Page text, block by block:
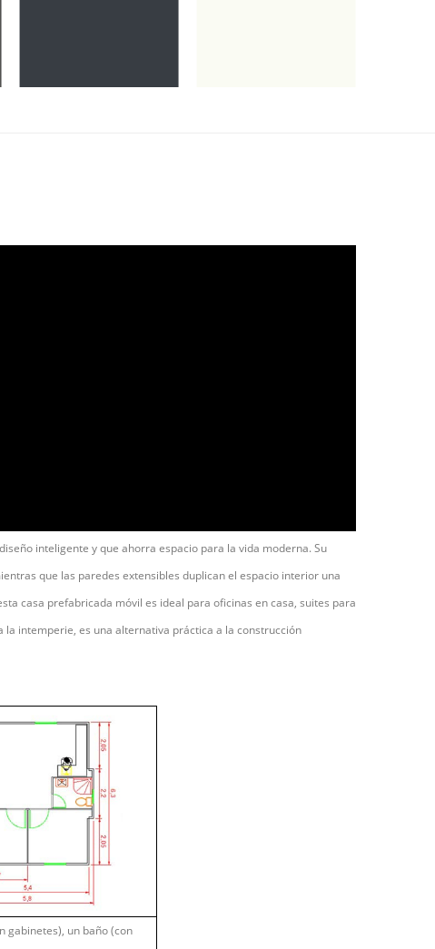
inteligente y que ahorra espacio para la vida moderna. Su
que las paredes extensibles duplican el espacio interior una
casa prefabricada móvil es ideal para oficinas en casa, suites para
intemperie, es una alternativa práctica a la construcción
gabinetes), un baño (con